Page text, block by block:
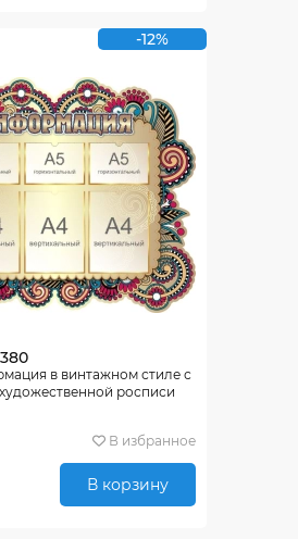
-12%
в винтажном стиле с
росписи
В избранное
В корзину